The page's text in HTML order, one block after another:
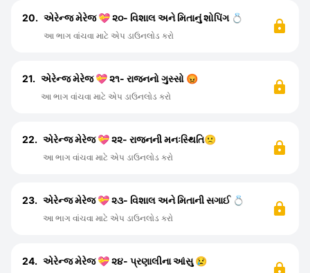
20. એરેન્જ મેરેજ 💝 ૨૦- વિશાલ અને મિતાનું શોપિંગ 💍
આ ભાગ વાંચવા માટે એપ ડાઉનલોડ કરો
21. એરેન્જ મેરેજ 💝 ૨૧- રાજનનો ગુસ્સો 😡
આ ભાગ વાંચવા માટે એપ ડાઉનલોડ કરો
22. એરેન્જ મેરેજ 💝 ૨૨- રાજનની મનઃસ્થિતિ🙁
આ ભાગ વાંચવા માટે એપ ડાઉનલોડ કરો
23. એરેન્જ મેરેજ 💝 ૨૩- વિશાલ અને મિતાની સગાઈ 💍
આ ભાગ વાંચવા માટે એપ ડાઉનલોડ કરો
24. એરેન્જ મેરેજ 💝 ૨૪- પ્રણાલીના આંસુ 😢